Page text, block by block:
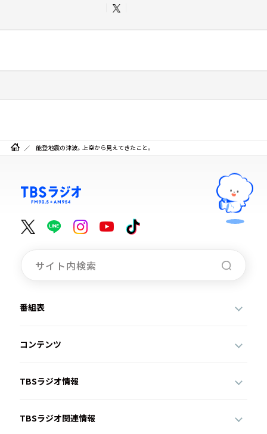
能登地震の津波。上空から見えてきたこと。
番組表
コンテンツ
TBSラジオ情報
TBSラジオ関連情報